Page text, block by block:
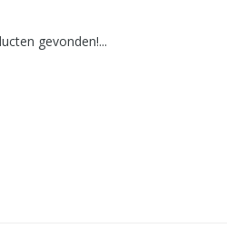
gevonden!...